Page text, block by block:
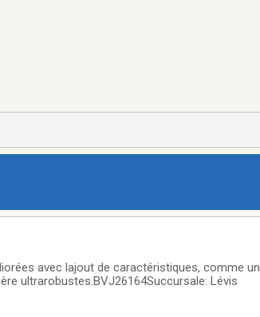
avec lajout de caractéristiques, comme un
ultrarobustes.BVJ26164Succursale: Lévis